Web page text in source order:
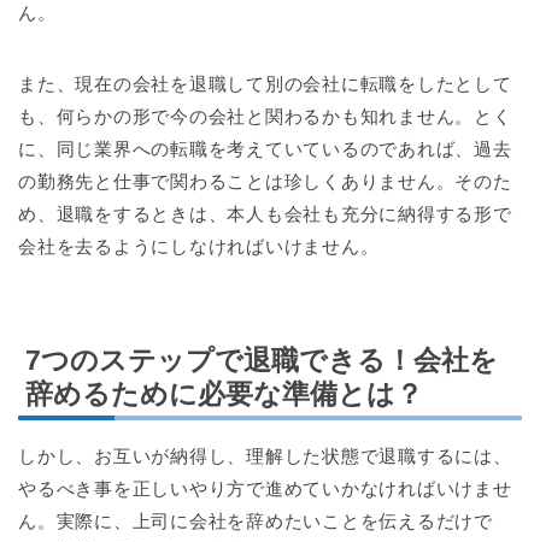
ん。
また、現在の会社を退職して別の会社に転職をしたとして
も、何らかの形で今の会社と関わるかも知れません。とく
に、同じ業界への転職を考えていているのであれば、過去
の勤務先と仕事で関わることは珍しくありません。そのた
め、退職をするときは、本人も会社も充分に納得する形で
会社を去るようにしなければいけません。
7つのステップで退職できる！会社を
辞めるために必要な準備とは？
しかし、お互いが納得し、理解した状態で退職するには、
やるべき事を正しいやり方で進めていかなければいけませ
ん。実際に、上司に会社を辞めたいことを伝えるだけで